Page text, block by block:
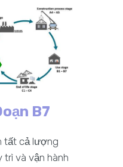
B7
tất cả lượng
và vận hành